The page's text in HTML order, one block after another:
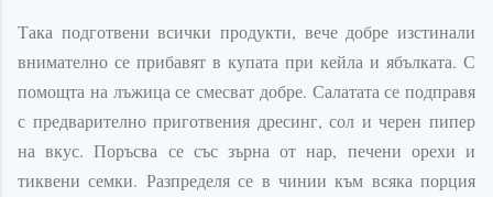
Така подготвени всички продукти, вече добре изстинали
внимателно се прибавят в купата при кейла и ябълката. С
помощта на лъжица се смесват добре. Салатата се подправя
с предварително приготвения дресинг, сол и черен пипер
на вкус. Поръсва се със зърна от нар, печени орехи и
тиквени семки. Разпределя се в чинии към всяка порция